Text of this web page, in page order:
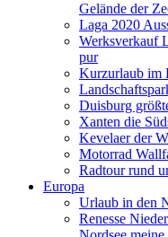
Gelände der
Laga 2020
Werksverkauf
pur
Kurzurlaub im
Duisburg
Xanten die
Kevelaer der
Motorrad
Radtour rund
Europa
Urlaub in den
Renesse